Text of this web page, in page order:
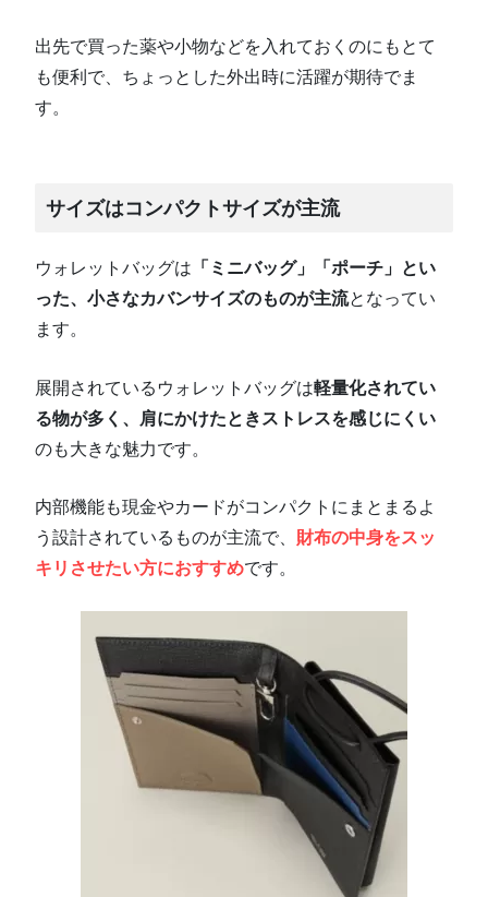
出先で買った薬や小物などを入れておくのにもとて
も便利で、ちょっとした外出時に活躍が期待でま
す。
サイズはコンパクトサイズが主流
ウォレットバッグは 「ミニバッグ」「ポーチ」とい
った、小さなカバンサイズのものが主流となってい
ます。
展開されているウォレットバッグは軽量化されてい
る物が多く、肩にかけたときストレスを感じにくい
のも大きな魅力です。
内部機能も現金やカードがコンパクトにまとまるよ
う設計されているものが主流で、 財布の中身をスッ
キリさせたい方におすすめです。